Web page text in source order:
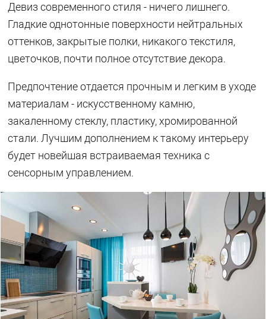
Девиз современного стиля - ничего лишнего.
Гладкие однотонные поверхности нейтральных
оттенков, закрытые полки, никакого текстиля,
цветочков, почти полное отсутствие декора.
Предпочтение отдается прочным и легким в уходе
материалам - искусственному камню,
закаленному стеклу, пластику, хромированной
стали. Лучшим дополнением к такому интерьеру
будет новейшая встраиваемая техника с
сенсорным управлением.